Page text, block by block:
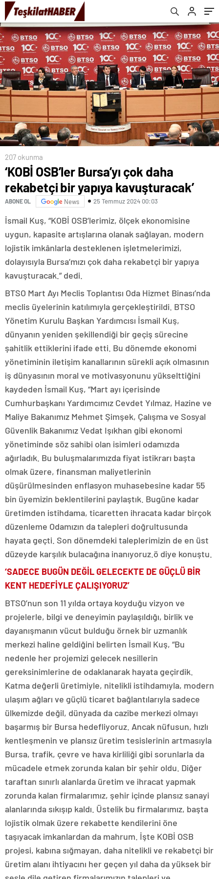
207 okunma
‘KOBİ OSB’ler Bursa’yı çok daha
rekabetçi bir yapıya kavuşturacak’
ABONE OL News 25 Temmuz 2024 00:03
İsmail Kuş, “KOBİ OSB’lerimiz, ölçek ekonomisine
uygun, kapasite artışlarına olanak sağlayan, modern
lojistik imkânlarla desteklenen işletmelerimizi,
dolayısıyla Bursa’mızı çok daha rekabetçi bir yapıya
kavuşturacak.” dedi.
BTSO Mart Ayı Meclis Toplantısı Oda Hizmet Binası’nda
meclis üyelerinin katılımıyla gerçekleştirildi. BTSO
Yönetim Kurulu Başkan Yardımcısı İsmail Kuş,
dünyanın yeniden şekillendiği bir geçiş sürecine
şahitlik ettiklerini ifade etti. Bu dönemde ekonomi
yönetiminin iletişim kanallarının sürekli açık olmasının
iş dünyasının moral ve motivasyonunu yükselttiğini
kaydeden İsmail Kuş, “Mart ayı içerisinde
Cumhurbaşkanı Yardımcımız Cevdet Yılmaz, Hazine ve
Maliye Bakanımız Mehmet Şimşek, Çalışma ve Sosyal
Güvenlik Bakanımız Vedat Işıkhan gibi ekonomi
yönetiminde söz sahibi olan isimleri odamızda
ağırladık. Bu buluşmalarımızda fiyat istikrarı başta
olmak üzere, finansman maliyetlerinin
düşürülmesinden enflasyon muhasebesine kadar 55
bin üyemizin beklentilerini paylaştık. Bugüne kadar
üretimden istihdama, ticaretten ihracata kadar birçok
düzenleme Odamızın da talepleri doğrultusunda
hayata geçti. Son dönemdeki taleplerimizin de en üst
düzeyde karşılık bulacağına inanıyoruz.ö diye konuştu.
‘SADECE BUGÜN DEĞİL GELECEKTE DE GÜÇLÜ BİR
KENT HEDEFİYLE ÇALIŞIYORUZ’
BTSO’nun son 11 yılda ortaya koyduğu vizyon ve
projelerle, bilgi ve deneyimin paylaşıldığı, birlik ve
dayanışmanın vücut bulduğu örnek bir uzmanlık
merkezi haline geldiğini belirten İsmail Kuş, “Bu
nedenle her projemizi gelecek nesillerin
gereksinimlerine de odaklanarak hayata geçirdik.
Katma değerli üretimiyle, nitelikli istihdamıyla, modern
ulaşım ağları ve güçlü ticaret bağlantılarıyla sadece
ülkemizde değil, dünyada da cazibe merkezi olmayı
başarmış bir Bursa hedefliyoruz. Ancak nüfusun, hızlı
kentleşmenin ve plansız üretim tesislerinin artmasıyla
Bursa, trafik, çevre ve hava kirliliği gibi sorunlarla da
mücadele etmek zorunda kalan bir şehir oldu. Diğer
taraftan sınırlı alanlarda üretim ve ihracat yapmak
zorunda kalan firmalarımız, şehir içinde plansız sanayi
alanlarında sıkışıp kaldı. Üstelik bu firmalarımız, başta
lojistik olmak üzere rekabette kendilerini öne
taşıyacak imkanlardan da mahrum. İşte KOBİ OSB
projesi, kabına sığmayan, daha nitelikli ve rekabetçi bir
üretim alanı ihtiyacını her geçen yıl daha da yüksek bir